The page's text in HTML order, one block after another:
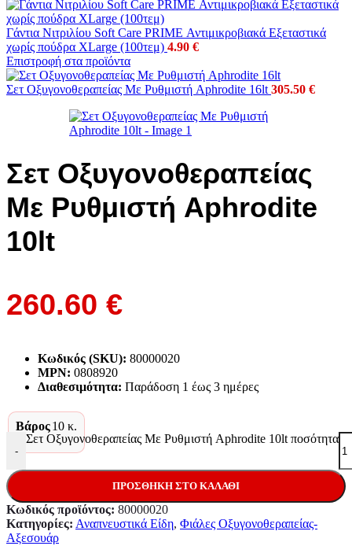
Γάντια Νιτριλίου Soft Care PRIME Αντιμικροβιακά Εξεταστικά
χωρίς πούδρα XLarge (100τεμ) 4.90 €
Επιστροφή στα προϊόντα
Σετ Οξυγονοθεραπείας Με Ρυθμιστή Aphrodite 16lt 305.50 €
Σετ Οξυγονοθεραπείας
Με Ρυθμιστή Aphrodite
10lt
260.60 €
Κωδικός (SKU): 80000020
MPN: 0808920
Διαθεσιμότητα: Παράδoση 1 έως 3 ημέρες
Βάρος10 κ.
-
Σετ Οξυγονοθεραπείας Με Ρυθμιστή Aphrodite 10lt ποσότητα
ΠΡΟΣΘΉΚΗ ΣΤΟ ΚΑΛΆΘΙ
Κωδικός προϊόντος: 80000020
Κατηγορίες: Αναπνευστικά Είδη, Φιάλες Οξυγονοθεραπείας-
Αξεσουάρ